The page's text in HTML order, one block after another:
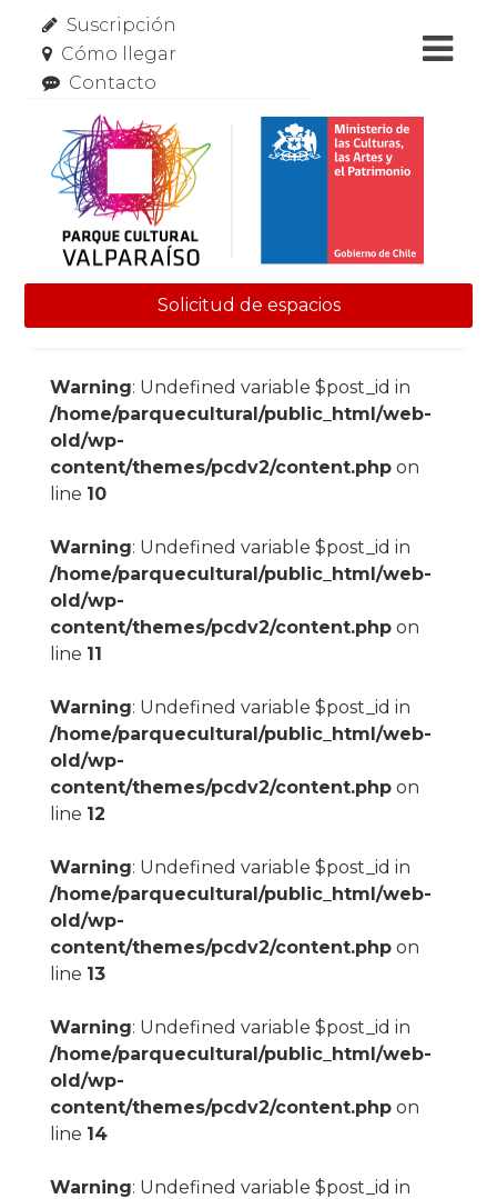
Suscripción
Cómo llegar
Contacto
Solicitud de espacios
Warning: Undefined variable $post_id in
/home/parquecultural/public_html/web-
old/wp-
content/themes/pcdv2/content.phpon
line 10
Warning: Undefined variable $post_id in
/home/parquecultural/public_html/web-
old/wp-
content/themes/pcdv2/content.phpon
line 11
Warning: Undefined variable $post_id in
/home/parquecultural/public_html/web-
old/wp-
content/themes/pcdv2/content.phpon
line 12
Warning: Undefined variable $post_id in
/home/parquecultural/public_html/web-
old/wp-
content/themes/pcdv2/content.phpon
line 13
Warning: Undefined variable $post_id in
/home/parquecultural/public_html/web-
old/wp-
content/themes/pcdv2/content.phpon
line 14
Warning: Undefined variable $post_id in